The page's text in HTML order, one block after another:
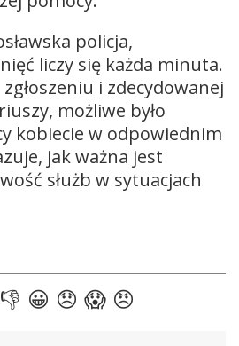
policja,
liczy się każda minuta.
i zdecydowanej
możliwe było
kobiecie w odpowiednim
jak ważna jest
służb w sytuacjach